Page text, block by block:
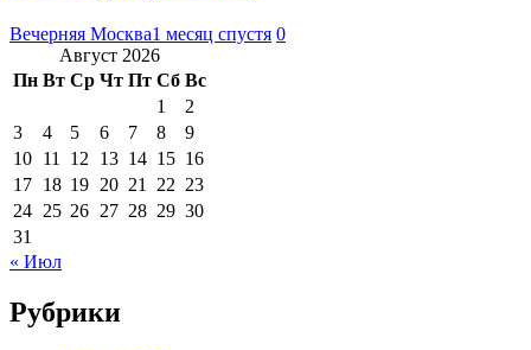
Вечерняя Москва1 месяц спустя 0
Август 2026
Пн Вт Ср Чт Пт Сб Вс
1
2
3
4 5 6 7 8
9
10 11 12 13 14 15 16
17 18 19 20 21 22 23
24 25 26 27 28 29 30
31
« Июл
Рубрики